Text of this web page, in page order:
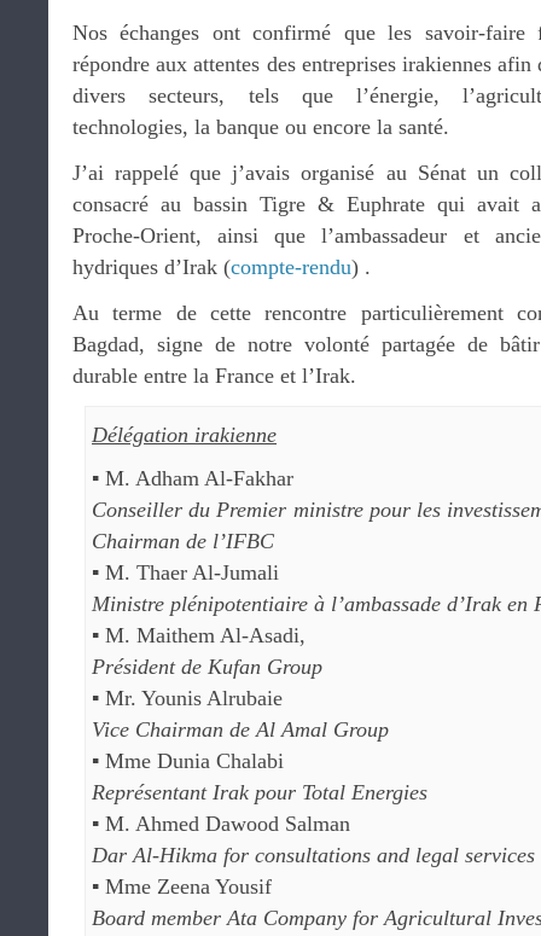
Nos échanges ont confirmé que les savoir-faire
répondre aux attentes des entreprises irakiennes afin
divers secteurs, tels que l’énergie,
technologies, la banque ou encore la santé.
J’ai rappelé que j’avais organisé au Sénat un
consacré au bassin Tigre & Euphrate qui avait
Proche-Orient, ainsi que l’ambassadeur et
hydriques d’Irak (compte-rendu) .
Au terme de cette rencontre particulièrement
Bagdad, signe de notre volonté partagée de
durable entre la France et l’Irak.
Délégation irakienne
▪ M. Adham Al-Fakhar
Conseiller du Premier ministre pour les
Chairman de l’IFBC
▪ M. Thaer Al-Jumali
Ministre plénipotentiaire à l’ambassade d’Irak en
▪ M. Maithem Al-Asadi,
Président de Kufan Group
▪ Mr. Younis Alrubaie
Vice Chairman de Al Amal Group
▪ Mme Dunia Chalabi
Représentant Irak pour Total Energies
▪ M. Ahmed Dawood Salman
Dar Al-Hikma for consultations and legal services
▪ Mme Zeena Yousif
Board member Ata Company for Agricultural